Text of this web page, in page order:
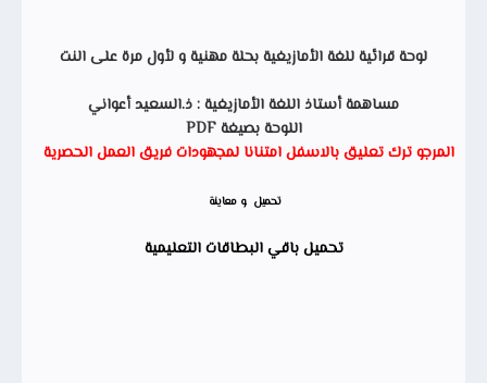
لوحة قرائية للغة الأمازيغية بحلة مهنية و لأول مرة على النت
مساهمة أستاذ اللغة الأمازيغية : ذ.السعيد أعواني
اللوحة بصيغة PDF
المرجو ترك تعليق بالاسفل امتنانا لمجهودات فريق العمل الحصرية
تحميل و معاينة
تحميل باقي البطاقات التعليمية